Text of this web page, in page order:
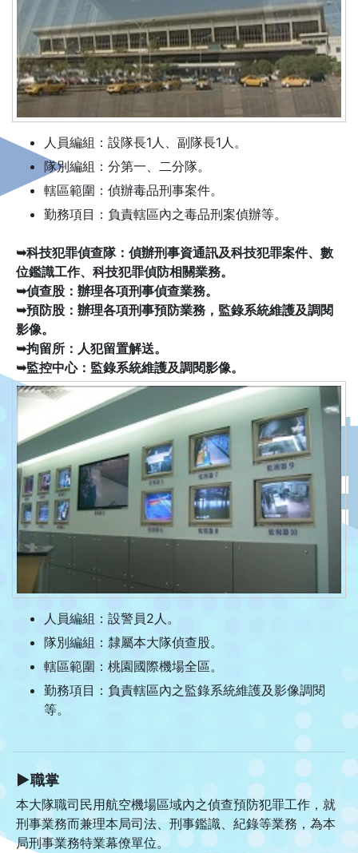
人員編組：設隊長1人、副隊長1人。
隊別編組：分第一、二分隊。
轄區範圍：偵辦毒品刑事案件。
勤務項目：負責轄區內之毒品刑案偵辦等。
➥科技犯罪偵查隊：偵辦刑事資通訊及科技犯罪案件、數
位鑑識工作、科技犯罪偵防相關業務。
➥偵查股：辦理各項刑事偵查業務。
➥預防股：辦理各項刑事預防業務，監錄系統維護及調閱
影像。
➥拘留所：人犯留置解送。
➥監控中心：監錄系統維護及調閱影像。
人員編組：設警員2人。
隊別編組：隸屬本大隊偵查股。
轄區範圍：桃園國際機場全區。
勤務項目：負責轄區內之監錄系統維護及影像調閱
等。
▶職掌
本大隊職司民用航空機場區域內之偵查預防犯罪工作，就
刑事業務而兼理本局司法、刑事鑑識、紀錄等業務，為本
局刑事業務特業幕僚單位。